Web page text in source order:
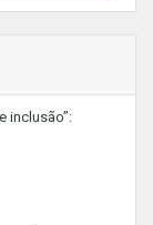
inclusão”: